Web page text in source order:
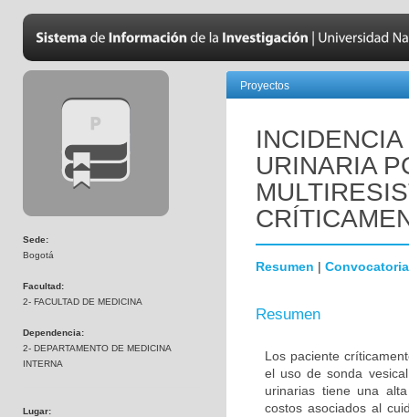
Sede:
Bogotá
Facultad:
2- FACULTAD DE MEDICINA
Dependencia:
2- DEPARTAMENTO DE MEDICINA
INTERNA
Lugar:
Proyectos
URINARIA
Resumen | Convocatoria
Resumen
Los paciente
el uso de sonda
urinarias tiene una
costos asociados al